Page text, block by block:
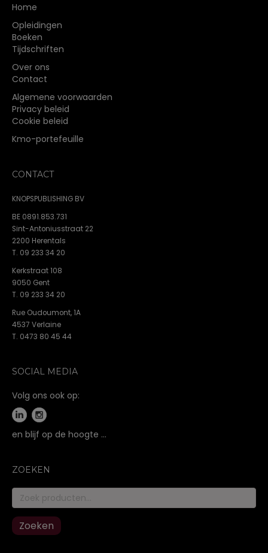
Home
Opleidingen
Boeken
Tijdschriften
Over ons
Contact
Algemene voorwaarden
Privacy beleid
Cookie beleid
Kmo-portefeuille
CONTACT
KNOPSPUBLISHING BV
BE 0891.853.731
Sint-Antoniusstraat 22
2200 Herentals
T. 09 233 34 20
Kerkstraat 108
9050 Gent
T. 09 233 34 20
Rue Oudoumont, 1A
4537 Verlaine
T. 0473 80 45 44
SOCIAL MEDIA
Volg ons ook op:
en blijf op de hoogte …
ZOEKEN
Zoeken
naar:
Zoeken